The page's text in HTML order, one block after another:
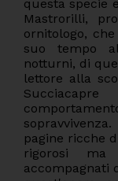
questa specie
Mastrorilli,
ornitologo,
suo tempo
notturni, di
lettore alla
pagine ricche
rigorosi
accompagnati